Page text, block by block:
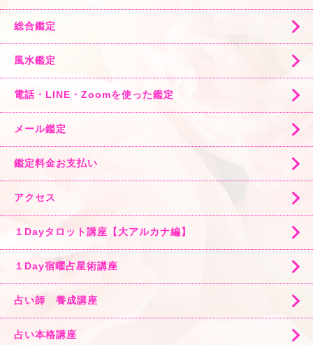
総合鑑定
風水鑑定
電話・LINE・Zoomを使った鑑定
メール鑑定
鑑定料金お支払い
アクセス
１Dayタロット講座【大アルカナ編】
１Day宿曜占星術講座
占い師 養成講座
占い本格講座